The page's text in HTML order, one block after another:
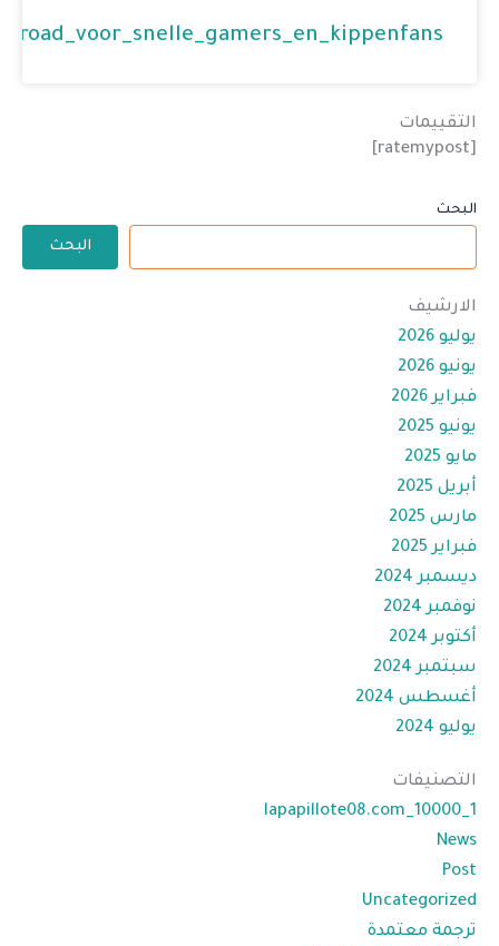
التقييمات
[ratemypost]
البحث
البحث
الارشيف
يوليو 2026
يونيو 2026
فبراير 2026
يونيو 2025
مايو 2025
أبريل 2025
مارس 2025
فبراير 2025
ديسمبر 2024
نوفمبر 2024
أكتوبر 2024
سبتمبر 2024
أغسطس 2024
يوليو 2024
التصنيفات
1_lapapillote08.com_10000
News
Post
Uncategorized
ترجمة معتمدة